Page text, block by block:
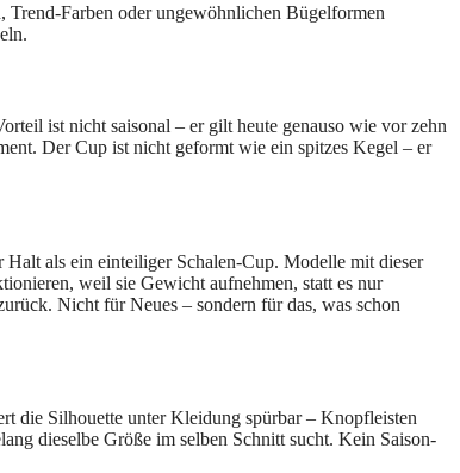
Farben oder ungewöhnlichen Bügelformen
ist nicht saisonal – er gilt heute genauso wie vor zehn
Der Cup ist nicht geformt wie ein spitzes Kegel – er
als ein einteiliger Schalen-Cup. Modelle mit dieser
weil sie Gewicht aufnehmen, statt es nur
Nicht für Neues – sondern für das, was schon
die Silhouette unter Kleidung spürbar – Knopfleisten
dieselbe Größe im selben Schnitt sucht. Kein Saison-